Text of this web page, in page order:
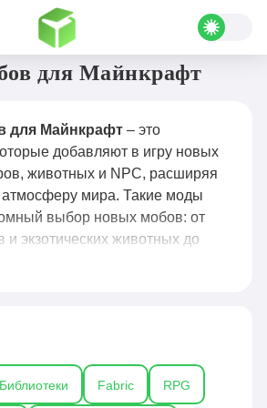
Мобы
для Майнкрафт
для Майнкрафт – это
добавляют в игру новых
животных и NPC, расширяя
атмосферу мира. Такие моды
выбор новых мобов: от
экзотических животных до
решения, такие как Mo’
процесс более живым и
создавать зоопарки,
Fabric RPG